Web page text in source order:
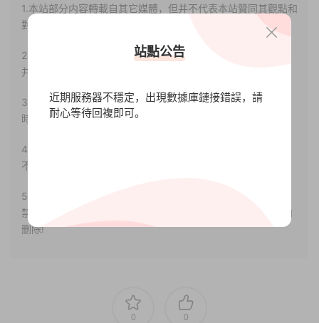
1.本站部分内容轉載自其它媒體，但并不代表本站贊同其觀點和
對其真實性負責。
2.若您需要商業運營或用于其他商業活動，請您購買正版授權
并合法使用。
3.如果本站有侵犯、不妥之處的資源，請聯系我們。将會第一
時間解決！
4.本站部分内容均由互聯網收集整理，僅供大家參考、學習，
不存在任何商業目的與商業用途。
5.本站提供的所有資源僅供參考學習使用，版權歸原著所有，
禁止下載本站資源參與任何商業和非法行爲，請于24小時之内
删除!
0 0
站點公告
近期服務器不穩定，出現數據庫鏈接錯誤，請
耐心等待回複即可。